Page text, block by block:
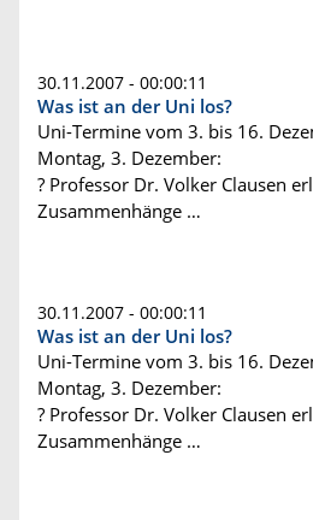
30.11.2007 - 00:00:11
Was ist an der Uni los?
Uni-Termine vom 3. bis 16.
Montag, 3. Dezember:
? Professor Dr. Volker Clausen
Zusammenhänge …
30.11.2007 - 00:00:11
Was ist an der Uni los?
Uni-Termine vom 3. bis 16.
Montag, 3. Dezember:
? Professor Dr. Volker Clausen
Zusammenhänge …